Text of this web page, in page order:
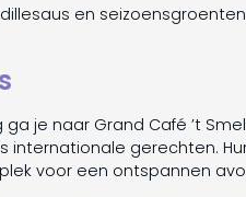
en
je naar Grand Café ’t
internationale gerechten.
voor een ontspannen